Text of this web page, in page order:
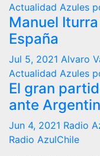
Actualidad Azules
Manuel
España
Jul 5, 2021 Alvaro
Actualidad Azules
El gran
ante
Jun 4, 2021 Radio
Radio AzulChile